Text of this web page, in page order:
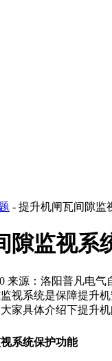
- 提升机闸瓦间隙监
隙监视系
来源：洛阳普凡电气
系统是保障提升机
家具体介绍下提升机
系统保护功能